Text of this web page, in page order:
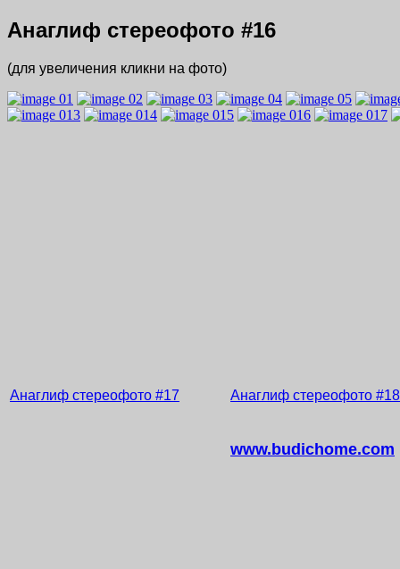
Анаглиф стереофото #16
(для увеличения кликни на фото)
Анаглиф стереофото #17 Анаглиф стереофото #18
www.budichome.com